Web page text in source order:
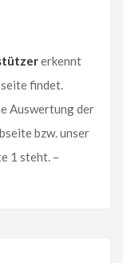
erkennt
findet.
Auswertung der
bzw. unser
1 steht. –